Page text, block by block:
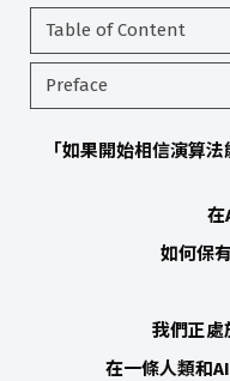
Table of Content
Preface
「如果開始相信演算
在
如何保
我們正處
在一條人類和